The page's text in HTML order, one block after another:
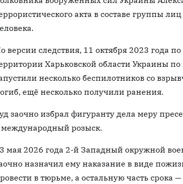
акта в составе группы
версии следствия, 11 октября 2023 года
Харьковской области Украины
несколько беспилотников со
ещё несколько получили ранения.
заочно избрал фигуранту дела меру
международный розыск.
мая 2026 года 2-й Западный окружной
назначил ему наказание в виде
в тюрьме, а остальную часть срока